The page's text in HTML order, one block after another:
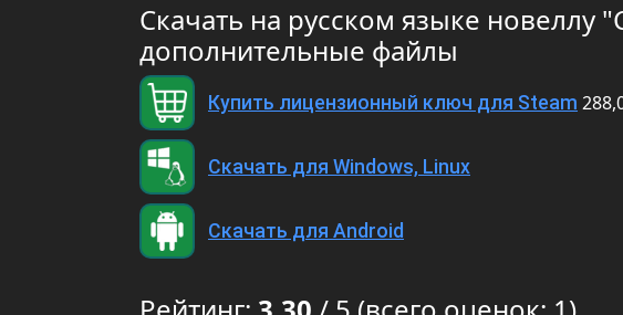
Скачать на русском языке новеллу
дополнительные файлы
Купить лицензионный ключ для Steam
Скачать для Windows, Linux
Скачать для Android